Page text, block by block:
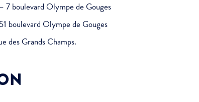
7 boulevard Olympe de Gouges
boulevard Olympe de Gouges
des Grands Champs.